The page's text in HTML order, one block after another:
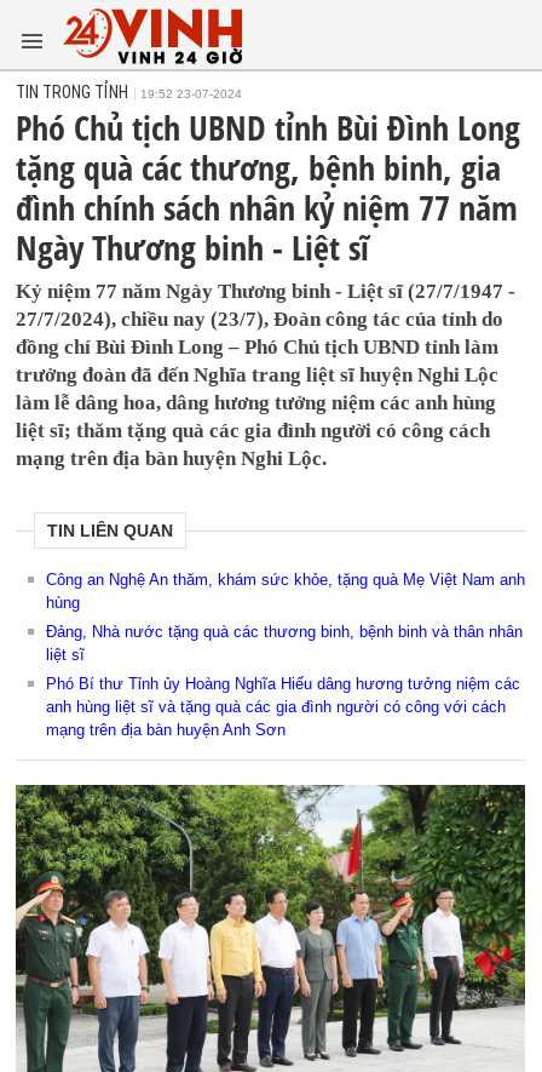
TIN TRONG TỈNH 19:52 23-07-2024
Phó Chủ tịch UBND tỉnh Bùi Đình Long
tặng quà các thương, bệnh binh, gia
đình chính sách nhân kỷ niệm 77 năm
Ngày Thương binh - Liệt sĩ
Kỷ niệm 77 năm Ngày Thương binh - Liệt sĩ (27/7/1947 -
27/7/2024), chiều nay (23/7), Đoàn công tác của tỉnh do
đồng chí Bùi Đình Long – Phó Chủ tịch UBND tỉnh làm
trưởng đoàn đã đến Nghĩa trang liệt sĩ huyện Nghi Lộc
làm lễ dâng hoa, dâng hương tưởng niệm các anh hùng
liệt sĩ; thăm tặng quà các gia đình người có công cách
mạng trên địa bàn huyện Nghi Lộc.
TIN LIÊN QUAN
Công an Nghệ An thăm, khám sức khỏe, tặng quà Mẹ Việt Nam anh
hùng
Đảng, Nhà nước tặng quà các thương binh, bệnh binh và thân nhân
liệt sĩ
Phó Bí thư Tỉnh ủy Hoàng Nghĩa Hiếu dâng hương tưởng niệm các
anh hùng liệt sĩ và tặng quà các gia đình người có công với cách
mạng trên địa bàn huyện Anh Sơn